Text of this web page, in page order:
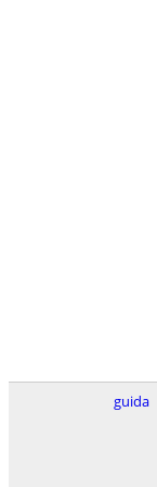
guida